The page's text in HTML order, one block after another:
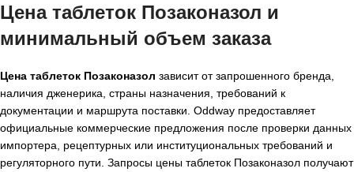
Цена таблеток Позаконазол и
минимальный объем заказа
Цена таблеток Позаконазол зависит от запрошенного бренда,
наличия дженерика, страны назначения, требований к
документации и маршрута поставки. Oddway предоставляет
официальные коммерческие предложения после проверки данных
импортера, рецептурных или институциональных требований и
регуляторного пути. Запросы цены таблеток Позаконазол получают